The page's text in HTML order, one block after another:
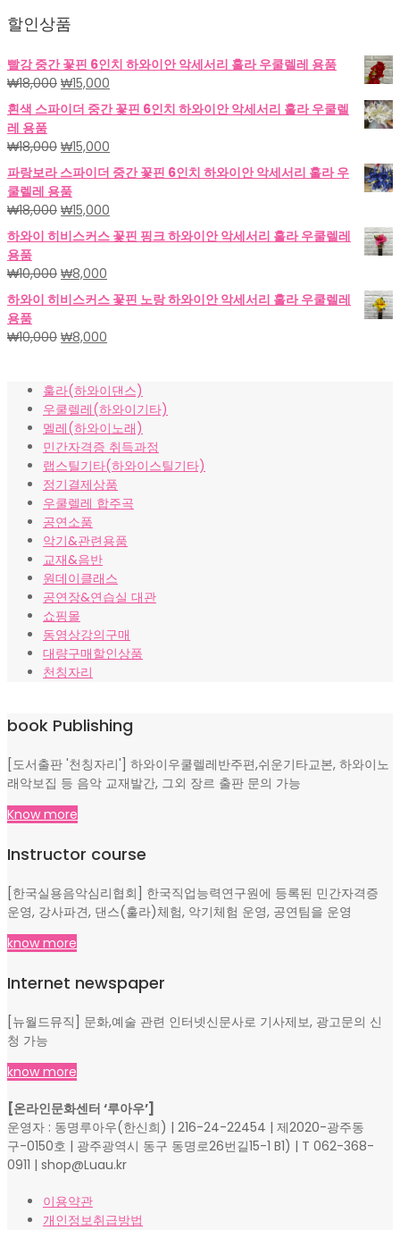
할인상품
빨강 중간 꽃핀 6인치 하와이안 악세서리 훌라 우쿨렐레 용품
₩18,000 원
래
가
격:
₩18,000.
₩15,000
재
가
₩15,000.
흰색 스파이더 중간 꽃핀 6인치 하와이안 악세서리 훌라 우쿨렐
레 용품
₩18,000 원
래
가
격:
₩18,000.
₩15,000
재
가
₩15,000.
파랑보라 스파이더 중간 꽃핀 6인치 하와이안 악세서리 훌라 우
쿨렐레 용품
₩18,000 원
래
가
격:
₩18,000.
₩15,000
재
가
하와이 히비스커스 꽃핀 핑크 하와이안 악세서리 훌라 우쿨렐레
용품
₩10,000 원
래
가
격:
₩10,000.
₩8,000
재
가
₩8,000.
하와이 히비스커스 꽃핀 노랑 하와이안 악세서리 훌라 우쿨렐레
용품
₩10,000 원
격:
₩10,000.
₩8,000
격:
₩8,000.
훌라(하와이댄스)
우쿨렐레(하와이기타)
멜레(하와이노래)
민간자격증 취득과정
랩스틸기타(하와이스틸기타)
정기결제상품
우쿨렐레 합주곡
공연소품
악기&관련용품
교재&음반
원데이클래스
공연장&연습실 대관
쇼핑몰
동영상강의구매
대량구매할인상품
천칭자리
book Publishing
[도서출판 '천칭자리'] 하와이우쿨렐레반주편,쉬운기타교본, 하와이노
래악보집 등 음악 교재발간, 그외 장르 출판 문의 가능
Know more
Instructor course
[한국실용음악심리협회] 한국직업능력연구원에 등록된 민간자격증
운영, 강사파견, 댄스(훌라)체험, 악기체험 운영, 공연팀을 운영
know more
Internet newspaper
[뉴월드뮤직] 문화,예술 관련 인터넷신문사로 기사제보, 광고문의 신
청 가능
know more
[온라인문화센터 ‘루아우’]
운영자 : 동명루아우(한신희) | 216-24-22454 | 제2020-광주동
구-0150호 | 광주광역시 동구 동명로26번길15-1 B1) | T 062-368-
0911 | shop@Luau.kr
이용약관
개인정보취급방법